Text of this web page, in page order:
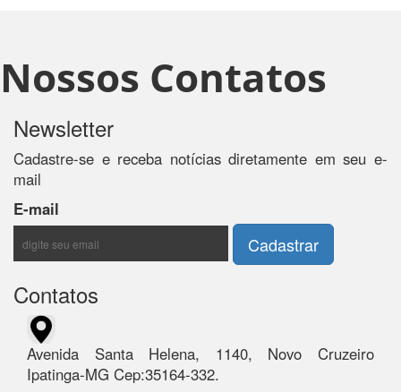
Nossos Contatos
Newsletter
Cadastre-se e receba notícias diretamente em seu e-
mail
E-mail
Contatos
Avenida Santa Helena, 1140, Novo Cruzeiro
Ipatinga-MG Cep:35164-332.